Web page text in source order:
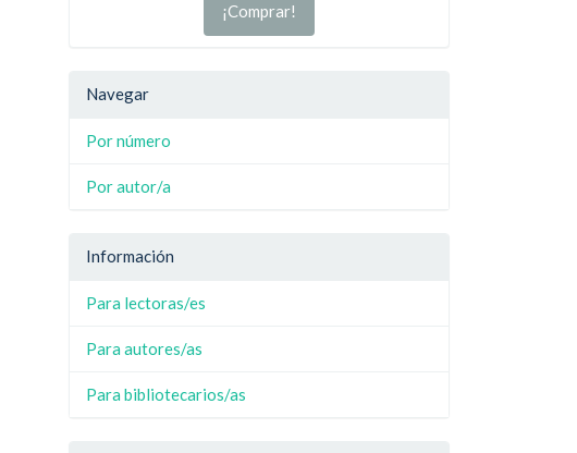
¡Comprar!
Navegar
Por número
Por autor/a
Información
Para lectoras/es
Para autores/as
Para bibliotecarios/as